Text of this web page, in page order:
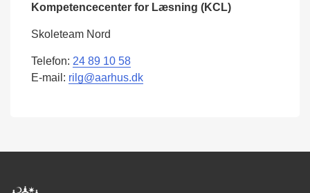
Kompetencecenter for Læsning (KCL)
Skoleteam Nord
Telefon: 24 89 10 58
E-mail: rilg@aarhus.dk